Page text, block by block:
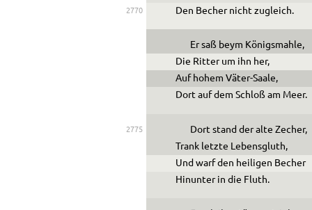
2770 Den Becher nicht zugleich.
Er saß beym Königsmahle,
Die Ritter um ihn her,
Auf hohem Väter-Saale,
Dort auf dem Schloß am Meer.
2775
Dort stand der alte Zecher,
Trank letzte Lebensgluth,
Und warf den heiligen Becher
Hinunter in die Fluth.